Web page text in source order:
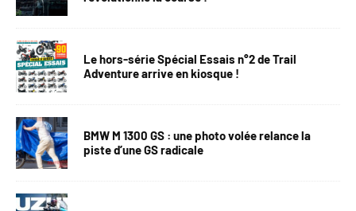
Le hors-série Spécial Essais n°2 de Trail
Adventure arrive en kiosque !
BMW M 1300 GS : une photo volée relance la
piste d’une GS radicale